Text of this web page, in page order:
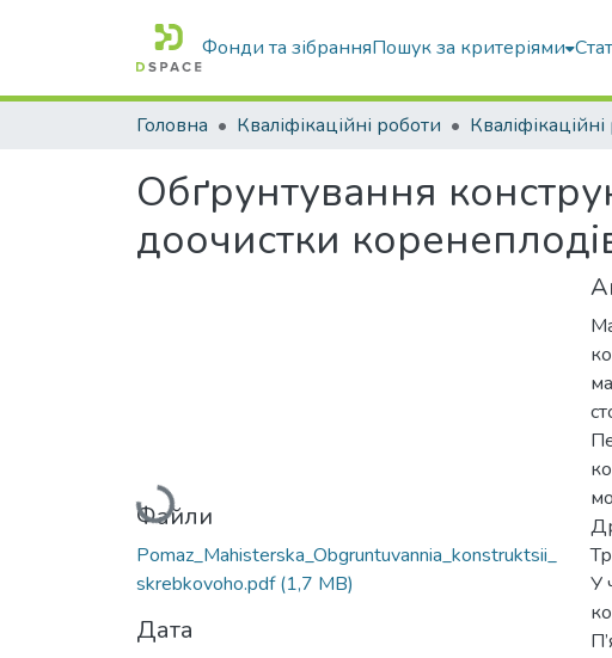
Фонди та зібранняПошук за критеріями
Головна Кваліфікаційні роботи
Обґрунтування
доочистки
Вантажиться...
Файли
Pomaz_Mahisterska_Obgruntuvannia_konstruktsii_
skrebkovoho.pdf(1,7 MB)
Дата
У